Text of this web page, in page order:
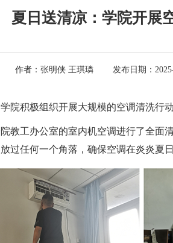
夏日送清凉：学院开展
作者：张明侠 王琪璘 发布日期：
院积极组织开展大规模的空调清洗行
教工办公室的室内机空调进行了全
过任何一个角落，确保空调在炎炎夏